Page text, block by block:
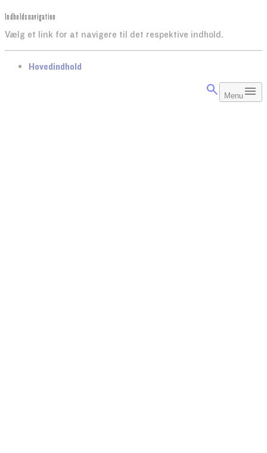
Indholdsnavigation
Vælg et link for at navigere til det respektive indhold.
gå til
Hovedindhold
Menu